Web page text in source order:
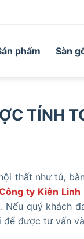
phẩm Sàn
TÍNH
thất như tủ,
ty Kiên Linh
quý khách
để được tư vấn